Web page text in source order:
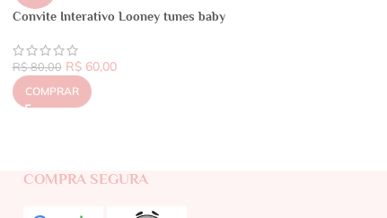
Convite Interativo Looney tunes baby
R$80,00 R$60,00
COMPRAR
COMPRA SEGURA